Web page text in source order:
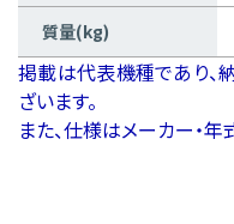
質量(kg)
掲載は代表機種であり、
ざいます。
また、仕様はメーカー・